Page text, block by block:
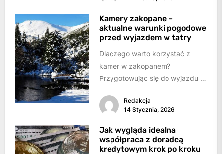
Kamery zakopane –
aktualne warunki pogodowe
przed wyjazdem w tatry
Dlaczego warto korzystać z
kamer w zakopanem?
Przygotowując się do wyjazdu w
kluczowe jest...
Redakcja
14 Stycznia, 2026
Jak wygląda idealna
współpraca z doradcą
kredytowym krok po kroku